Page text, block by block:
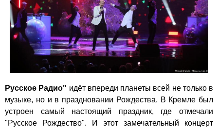
Русское Радио" идёт впереди планеты всей не только в
музыке, но и в праздновании Рождества. В Кремле был
устроен самый настоящий праздник, где отмечали
"Русское Рождество". И этот замечательный концерт